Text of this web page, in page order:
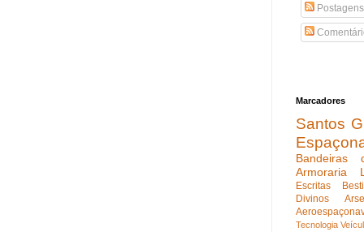
Postagens
Marcadores
Santos
Bandeiras
Armoraria
Escritas
Divinos
Tecnologia